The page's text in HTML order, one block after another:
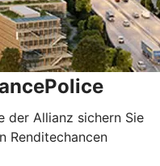
der Allianz sichern Sie
Renditechancen